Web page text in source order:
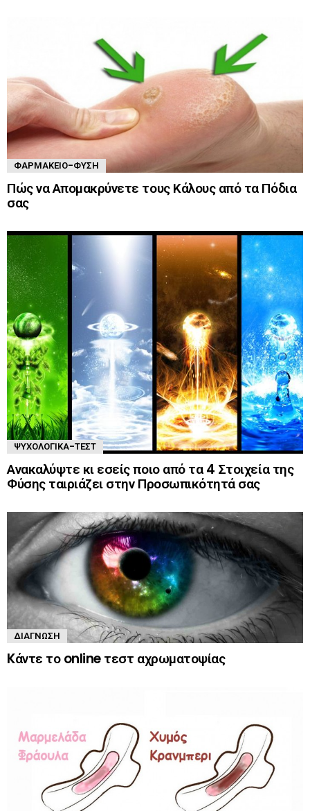
ΦΑΡΜΑΚΕΊΟ-ΦΎΣΗ
Πώς να Απομακρύνετε τους Κάλους από τα Πόδια
σας
ΨΥΧΟΛΟΓΙΚΆ-ΤΈΣΤ
Ανακαλύψτε κι εσείς ποιο από τα 4 Στοιχεία της
Φύσης ταιριάζει στην Προσωπικότητά σας
ΔΙΆΓΝΩΣΗ
Kάντε το online τεστ αχρωματοψίας